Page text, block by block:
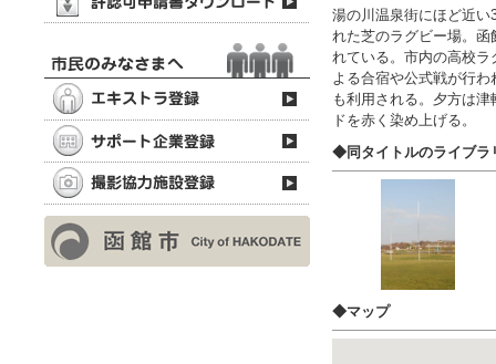
湯の川温泉街にほど近
れた芝のラグビー場。
れている。市内の高校
よる合宿や公式戦が行
も利用される。夕方は
ドを赤く染め上げる。
◆同タイトルのライブラ
◆マップ